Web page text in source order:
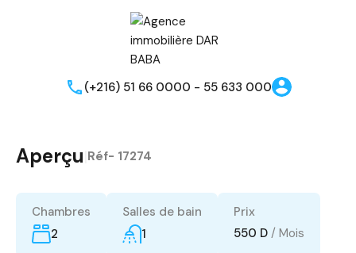
(+216) 51 66 0000 - 55 633 000
Aperçu Réf- 17274
Chambres
2
Salles de bain
1
Prix
550 D / Mois